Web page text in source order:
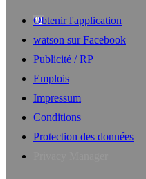
Obtenir l'application
watson sur Facebook
Publicité / RP
Emplois
Impressum
Conditions
Protection des données